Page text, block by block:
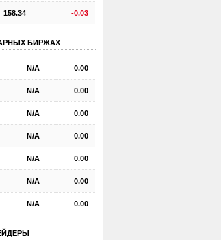
158.34 -0.03
БИРЖАХ
N/A 0.00
N/A 0.00
N/A 0.00
N/A 0.00
N/A 0.00
N/A 0.00
N/A 0.00